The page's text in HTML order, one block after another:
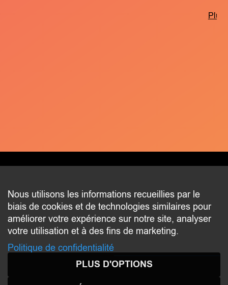
Plus
CONTACT
2 beim Schlass
L-8058 Bertrange
communication@bertrange.lu
Nous utilisons les informations recueillies par le
biais de cookies et de technologies similaires pour
améliorer votre expérience sur notre site, analyser
votre utilisation et à des fins de marketing.
Politique de confidentialité
PLUS D'OPTIONS